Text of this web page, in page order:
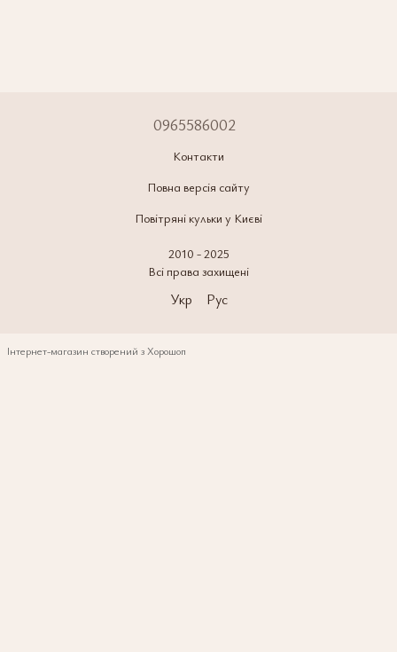
0965586002
Контакти
Повна версія сайту
Повітряні кульки у Києві
2010 - 2025
Всі права захищені
Укр Рус
Інтернет-магазин створений з Хорошоп